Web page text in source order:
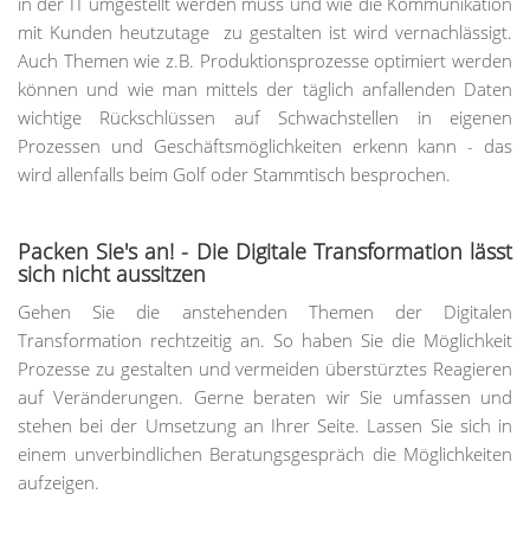
mit Kunden heutzutage zu gestalten ist wird vernachlässigt.
Auch Themen wie z.B. Produktionsprozesse optimiert werden
können und wie man mittels der täglich anfallenden Daten
wichtige Rückschlüssen auf Schwachstellen in eigenen
Prozessen und Geschäftsmöglichkeiten erkenn kann - das
wird allenfalls beim Golf oder Stammtisch besprochen.
Packen Sie's an! - Die Digitale Transformation lässt
sich nicht aussitzen
Gehen Sie die anstehenden Themen der Digitalen
Transformation rechtzeitig an. So haben Sie die Möglichkeit
Prozesse zu gestalten und vermeiden überstürztes Reagieren
auf Veränderungen. Gerne beraten wir Sie umfassen und
stehen bei der Umsetzung an Ihrer Seite. Lassen Sie sich in
einem unverbindlichen Beratungsgespräch die Möglichkeiten
aufzeigen.